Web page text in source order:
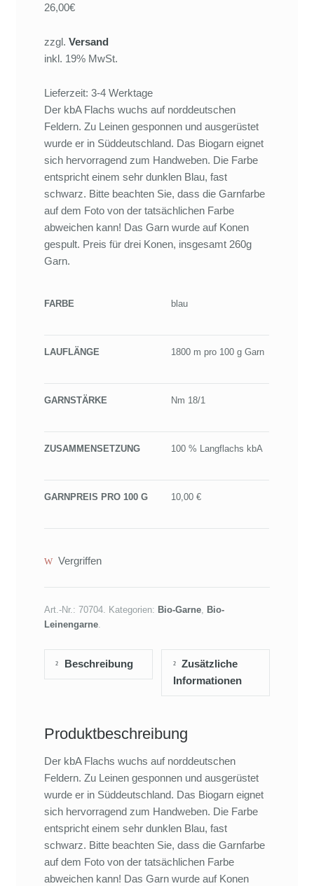
26,00€
zzgl.Versand
inkl. 19% MwSt.
Lieferzeit: 3-4 Werktage
Der kbA Flachs wuchs auf norddeutschen
Feldern. Zu Leinen gesponnen und ausgerüstet
wurde er in Süddeutschland. Das Biogarn eignet
sich hervorragend zum Handweben. Die Farbe
entspricht einem sehr dunklen Blau, fast
schwarz. Bitte beachten Sie, dass die Garnfarbe
auf dem Foto von der tatsächlichen Farbe
abweichen kann! Das Garn wurde auf Konen
gespult. Preis für drei Konen, insgesamt 260g
Garn.
FARBE blau
LAUFLÄNGE 1800 m pro 100 g Garn
GARNSTÄRKE Nm 18/1
ZUSAMMENSETZUNG 100 % Langflachs kbA
GARNPREIS PRO 100 G 10,00 €
Vergriffen
Art.-Nr.:70704. Kategorien: Bio-Garne, Bio-
Leinengarne.
Beschreibung
Zusätzliche
Informationen
Produktbeschreibung
Der kbA Flachs wuchs auf norddeutschen
Feldern. Zu Leinen gesponnen und ausgerüstet
wurde er in Süddeutschland. Das Biogarn eignet
sich hervorragend zum Handweben. Die Farbe
entspricht einem sehr dunklen Blau, fast
schwarz. Bitte beachten Sie, dass die Garnfarbe
auf dem Foto von der tatsächlichen Farbe
abweichen kann! Das Garn wurde auf Konen